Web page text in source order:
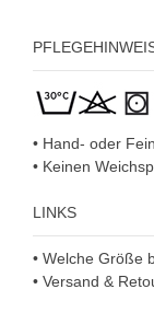
• Hand- oder
• Keinen
LINKS
• Welche Größe
• Versand &